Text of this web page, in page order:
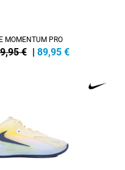
MOMENTUM PRO
€ | 89,95 €